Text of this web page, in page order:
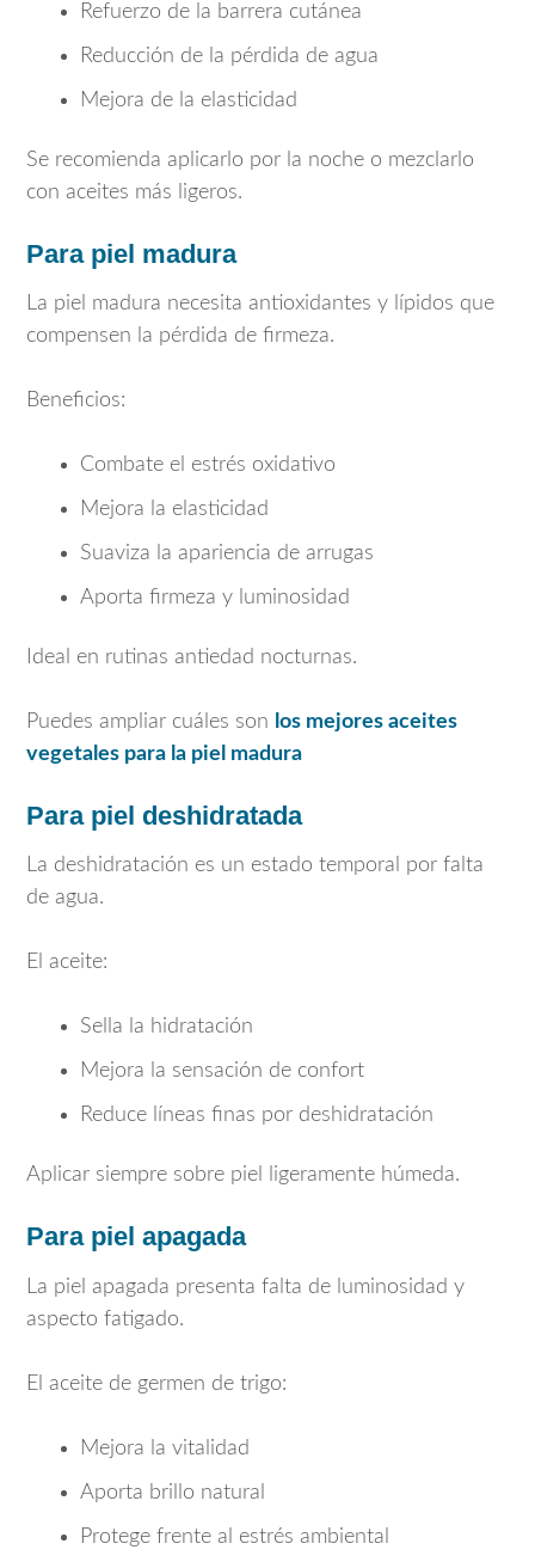
Refuerzo de la barrera cutánea
Reducción de la pérdida de agua
Mejora de la elasticidad
Se recomienda aplicarlo por la noche o mezclarlo
con aceites más ligeros.
Para piel madura
La piel madura necesita antioxidantes y lípidos que
compensen la pérdida de firmeza.
Beneficios:
Combate el estrés oxidativo
Mejora la elasticidad
Suaviza la apariencia de arrugas
Aporta firmeza y luminosidad
Ideal en rutinas antiedad nocturnas.
Puedes ampliar cuáles son los mejores aceites
vegetales para la piel madura
Para piel deshidratada
La deshidratación es un estado temporal por falta
de agua.
El aceite:
Sella la hidratación
Mejora la sensación de confort
Reduce líneas finas por deshidratación
Aplicar siempre sobre piel ligeramente húmeda.
Para piel apagada
La piel apagada presenta falta de luminosidad y
aspecto fatigado.
El aceite de germen de trigo:
Mejora la vitalidad
Aporta brillo natural
Protege frente al estrés ambiental